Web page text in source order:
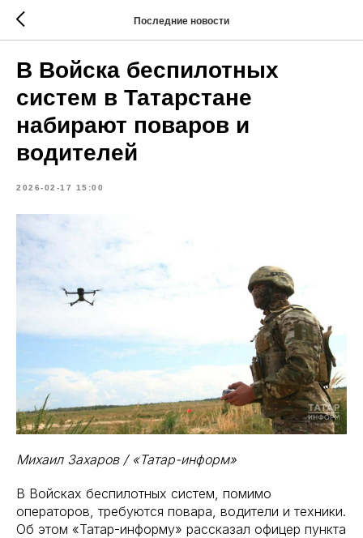
Последние новости
В Войска беспилотных
систем в Татарстане
набирают поваров и
водителей
2026-02-17 15:00
Михаил Захаров / «Татар-информ»
В Войсках беспилотных систем, помимо
операторов, требуются повара, водители и техники.
Об этом «Татар-информу» рассказал офицер пункта